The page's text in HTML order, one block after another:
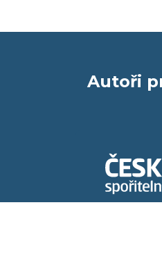
Autoři